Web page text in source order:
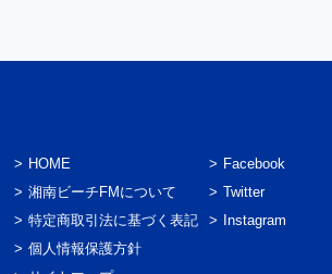
HOME
湘南ビーチFMについて
特定商取引法に基づく表記
個人情報保護方針
Facebook
Twitter
Instagram